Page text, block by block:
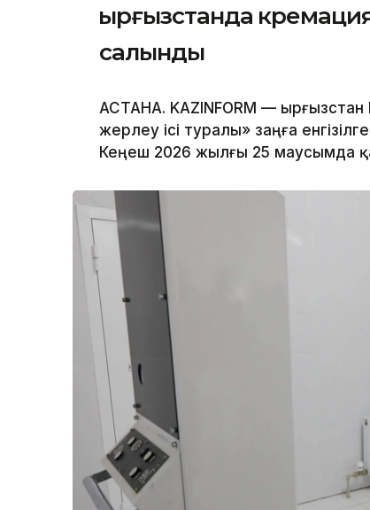
Қырғызстанда
салынды
АСТАНА. KAZINFORM —
жерлеу ісі туралы» заңға
Кеңеш 2026 жылғы 25 маусымда